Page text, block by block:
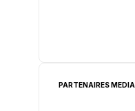
PARTENAIRES MEDIA